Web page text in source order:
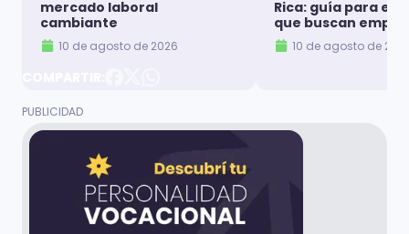
mercado laboral
cambiante
10 de agosto de 2026
Rica: guía para
que buscan
10 de agosto de